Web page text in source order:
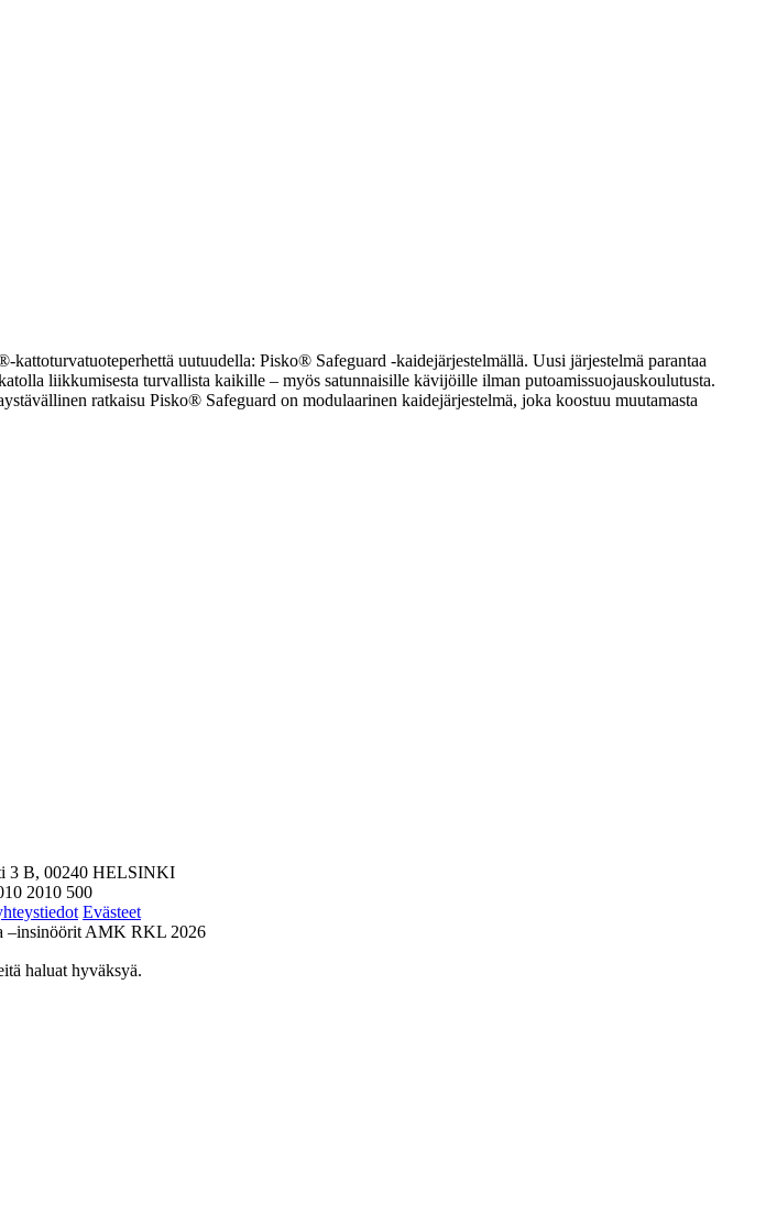
uutuudella: Pisko® Safeguard -kaidejärjestelmällä. Uusi järjestelmä parantaa
liikkumisesta turvallista kaikille – myös satunnaisille kävijöille ilman putoamissuojauskoulutusta.
ratkaisu Pisko® Safeguard on modulaarinen kaidejärjestelmä, joka koostuu muutamasta
3 B, 00240 HELSINKI
2010 500
Evästeet
–insinöörit AMK RKL 2026
haluat hyväksyä.